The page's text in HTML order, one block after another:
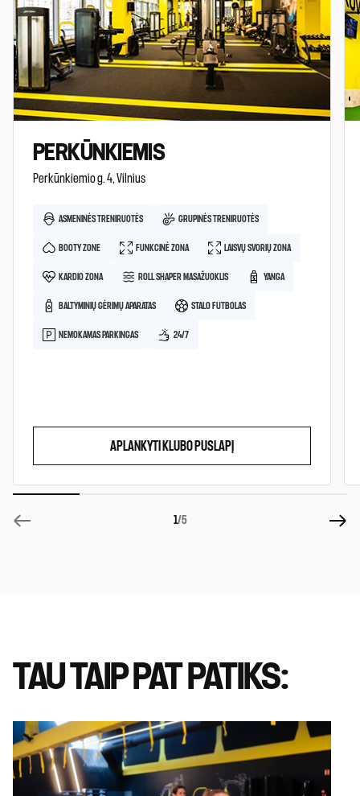
PERKŪNKIEMIS
Perkūnkiemio g. 4, Vilnius
ASMENINĖS TRENIRUOTĖS GRUPINĖS TRENIRUOTĖS
BOOTY ZONE FUNKCINĖ ZONA LAISVŲ SVORIŲ ZONA
KARDIO ZONA ROLL SHAPER MASAŽUOKLIS YANGA
BALTYMINIŲ GĖRIMŲ APARATAS STALO FUTBOLAS
NEMOKAMAS PARKINGAS 24/7
APLANKYTI KLUBO PUSLAPĮ
1/5
TAU TAIP PAT PATIKS: